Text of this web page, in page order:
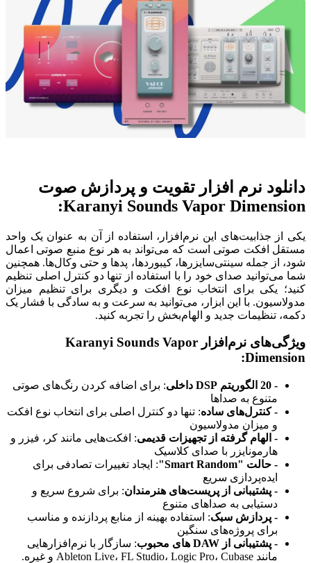
دانلود نرم افزار تقویت و پردازش صوت
Karanyi Sounds Vapor Dimension:
یکی از جذابیت‌های این نرم‌افزار، استفاده از آن به عنوان یک واحد
مستقل افکت صوتی است که می‌تواند به هر نوع منبع صوتی اعمال
شود، از جمله سینتی‌سایزرها، کیبوردها، پدها و حتی وکال‌ها. همچنین
شما می‌توانید صدای خود را با استفاده از تنها دو کنترل اصلی تنظیم
کنید؛ یکی برای انتخاب نوع افکت و دیگری برای تنظیم میزان
مدولاسیون. با این ابزار، می‌توانید به سرعت و به سادگی با فشار یک
دکمه، تنظیمات جدید و الهام‌بخش را تجربه کنید.
ویژگی‌های نرم‌افزار Karanyi Sounds Vapor
Dimension:
- 20 الگوریتم DSP داخلی
: برای اضافه کردن رنگ‌های صوتی
متنوع به صداها
- کنترل‌های ساده: تنها دو کنترل اصلی برای انتخاب نوع افکت
و میزان مدولاسیون
- الهام گرفته از تجهیزات قدیمی: افکت‌هایی مانند کر، فیزر و
هارمونایزر با صدای کلاسیک
- حالت "Smart Random"
: ایجاد تغییرات تصادفی برای
ایده‌پردازی سریع
- پشتیبانی از پریست‌های هنرمندان: برای شروع سریع و
دستیابی به صداهای متنوع
- پردازش سبک: استفاده بهینه از منابع پردازنده و مناسب
برای پروژه‌های سنگین
- پشتیبانی از DAW های محبوب
: سازگار با نرم‌افزارهایی
مانند Ableton Live، FL Studio، Logic Pro، Cubase و غیره.